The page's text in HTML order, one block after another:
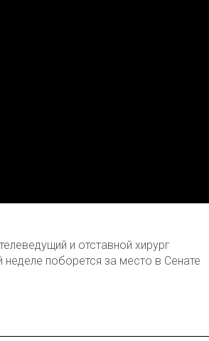
и отставной хирург
поборется за место в Сенате